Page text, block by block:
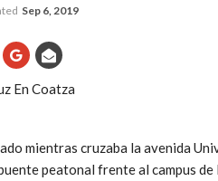
Sep 6, 2019
En Coatza
mientras cruzaba la avenida
peatonal frente al campus de